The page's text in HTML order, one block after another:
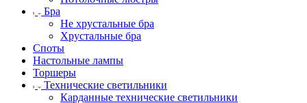
Бра
Не хрустальные бра
Хрустальные бра
Споты
Настольные лампы
Торшеры
Технические светильники
Карданные технические светильники